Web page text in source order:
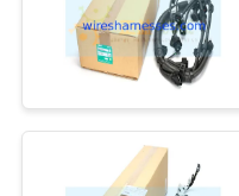
行
掘削機
ル モー